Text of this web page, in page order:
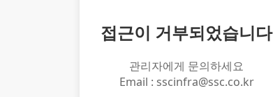
접근이 거부되었습니다
관리자에게 문의하세요
Email : sscinfra@ssc.co.kr